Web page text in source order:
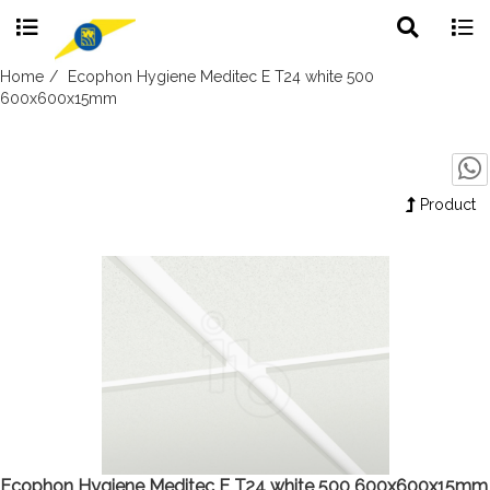
Skip
to
Home
Ecophon Hygiene Meditec E T24 white 500
600x600x15mm
Product